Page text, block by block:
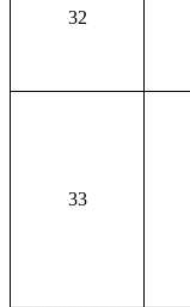
32
33